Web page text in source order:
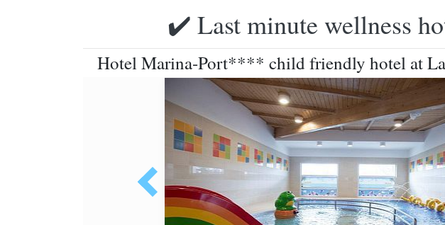
✔️ Last minute wellness
Hotel Marina-Port**** child friendly hotel at